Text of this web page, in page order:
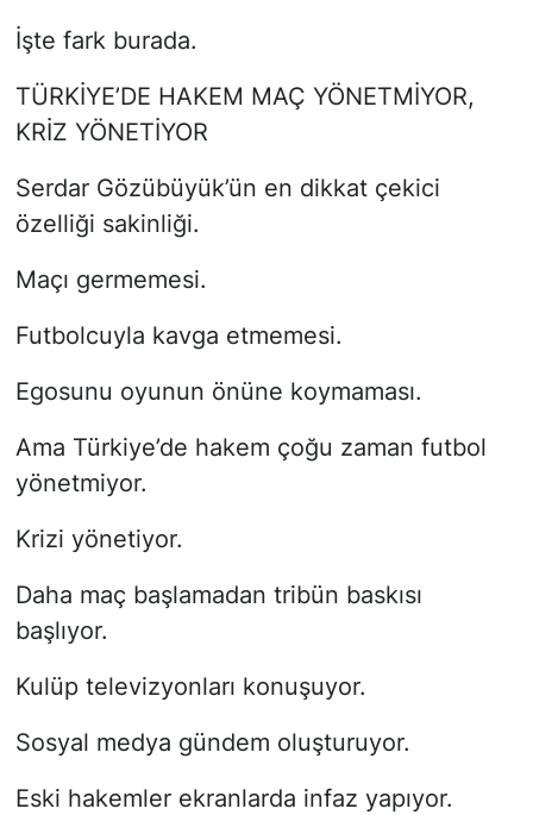
İşte fark burada.
TÜRKİYE’DE HAKEM MAÇ YÖNETMİYOR,
KRİZ YÖNETİYOR
Serdar Gözübüyük’ün en dikkat çekici
özelliği sakinliği.
Maçı germemesi.
Futbolcuyla kavga etmemesi.
Egosunu oyunun önüne koymaması.
Ama Türkiye’de hakem çoğu zaman futbol
yönetmiyor.
Krizi yönetiyor.
Daha maç başlamadan tribün baskısı
başlıyor.
Kulüp televizyonları konuşuyor.
Sosyal medya gündem oluşturuyor.
Eski hakemler ekranlarda infaz yapıyor.